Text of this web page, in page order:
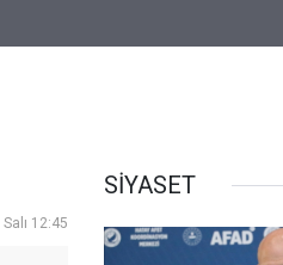
12:45
SİYASET